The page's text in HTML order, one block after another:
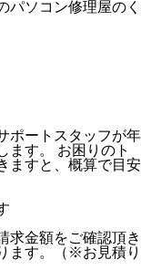
パソコン修理屋のく
ポートスタッフが年
ます。 お困りのト
ますと、概算で目安
求金額をご確認頂き
ます。（※お見積り